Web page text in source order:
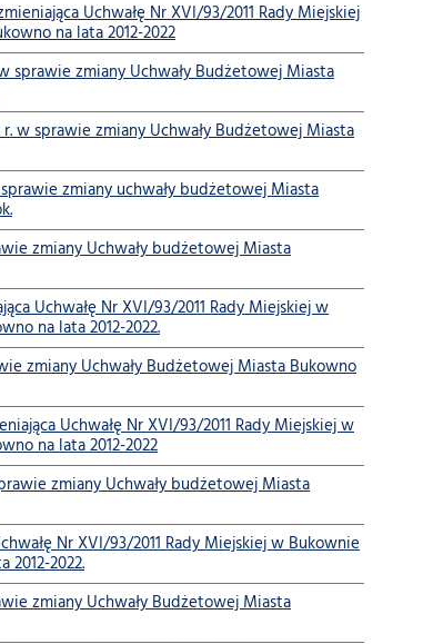
Uchwałę Nr XVI/93/2011 Rady Miejskiej
na lata 2012-2022
sprawie zmiany Uchwały Budżetowej Miasta
r. w sprawie zmiany Uchwały Budżetowej Miasta
sprawie zmiany uchwały budżetowej Miasta
zmiany Uchwały budżetowej Miasta
Uchwałę Nr XVI/93/2011 Rady Miejskiej w
na lata 2012-2022.
zmiany Uchwały Budżetowej Miasta Bukowno
Uchwałę Nr XVI/93/2011 Rady Miejskiej w
na lata 2012-2022
zmiany Uchwały budżetowej Miasta
Nr XVI/93/2011 Rady Miejskiej w Bukownie
2022.
zmiany Uchwały Budżetowej Miasta